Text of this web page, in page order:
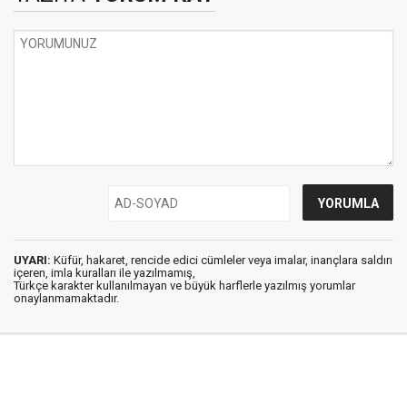
UYARI: Küfür, hakaret, rencide edici cümleler veya imalar, inançlara saldırı
içeren, imla kuralları ile yazılmamış,
Türkçe karakter kullanılmayan ve büyük harflerle yazılmış yorumlar
onaylanmamaktadır.